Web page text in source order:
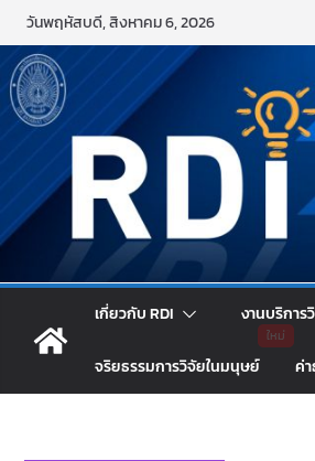
Skip
to
content
วันพฤหัสบดี, สิงหาคม 6, 2026
เกี่ยวกับ RDI งานบริการ
จริยธรรมการวิจัยในมนุษย์ ค่